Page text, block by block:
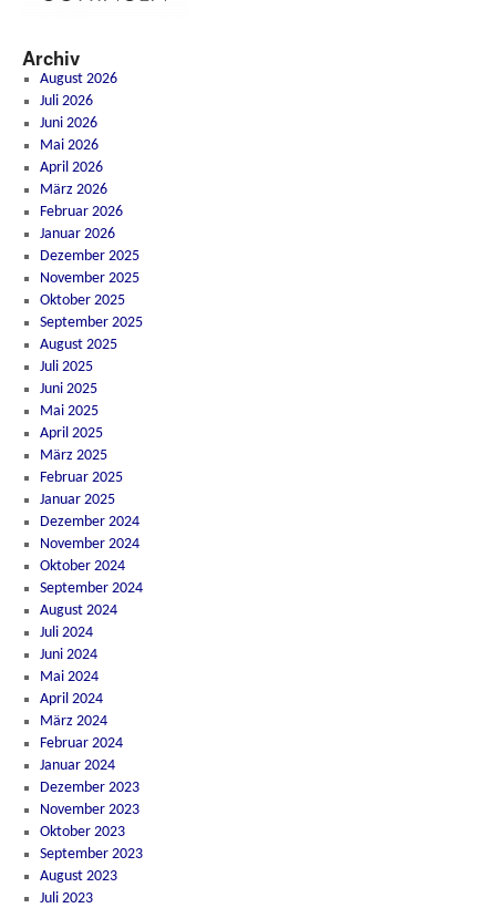
Archiv
August 2026
Juli 2026
Juni 2026
Mai 2026
April 2026
März 2026
Februar 2026
Januar 2026
Dezember 2025
November 2025
Oktober 2025
September 2025
August 2025
Juli 2025
Juni 2025
Mai 2025
April 2025
März 2025
Februar 2025
Januar 2025
Dezember 2024
November 2024
Oktober 2024
September 2024
August 2024
Juli 2024
Juni 2024
Mai 2024
April 2024
März 2024
Februar 2024
Januar 2024
Dezember 2023
November 2023
Oktober 2023
September 2023
August 2023
Juli 2023